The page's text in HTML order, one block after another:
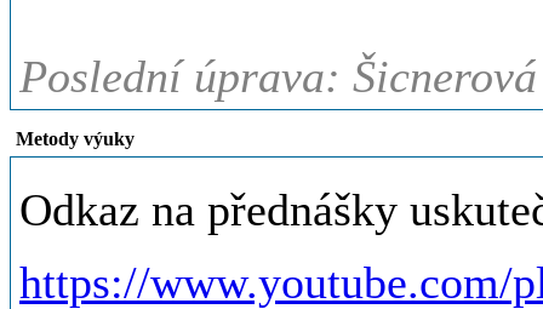
Poslední úprava:
Metody výuky
Odkaz na přednášky
https://www.youtube.com/